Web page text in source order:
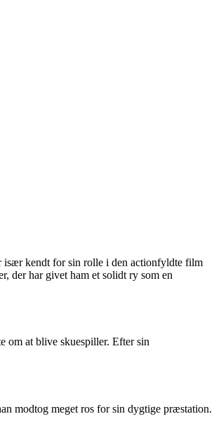
især kendt for sin rolle i den actionfyldte film
der har givet ham et solidt ry som en
om at blive skuespiller. Efter sin
modtog meget ros for sin dygtige præstation.